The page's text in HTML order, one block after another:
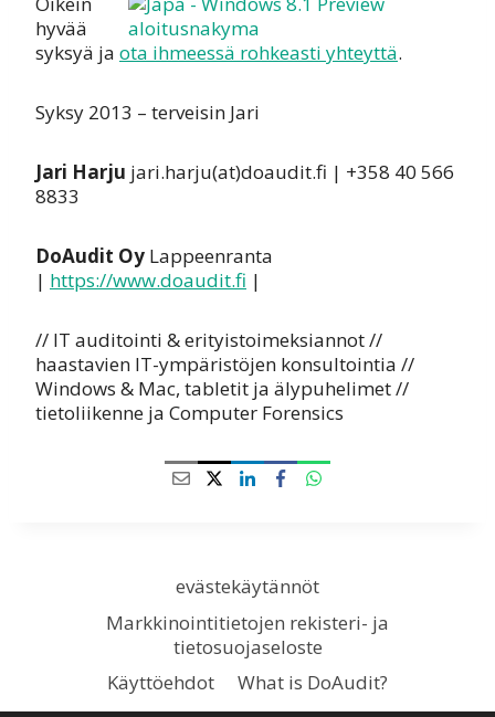
hyvää
syksyä ja ota ihmeessä rohkeasti yhteyttä.
Syksy 2013 – terveisin Jari
Jari Harju jari.harju(at)doaudit.fi | +358 40 566
8833
DoAudit Oy Lappeenranta
| https://www.doaudit.fi |
// IT auditointi & erityistoimeksiannot //
haastavien IT-ympäristöjen konsultointia //
Windows & Mac, tabletit ja älypuhelimet //
tietoliikenne ja Computer Forensics
evästekäytännöt
Markkinointitietojen rekisteri- ja
tietosuojaseloste
Käyttöehdot
What is DoAudit?